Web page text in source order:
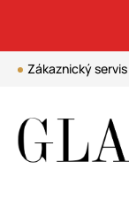
Zákaznický servis